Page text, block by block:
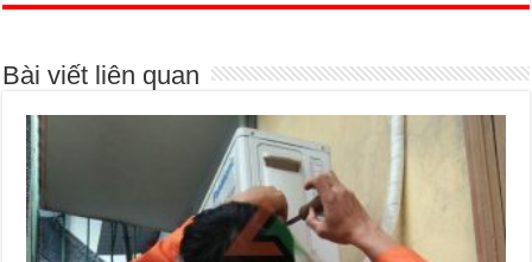
Bài viết liên quan